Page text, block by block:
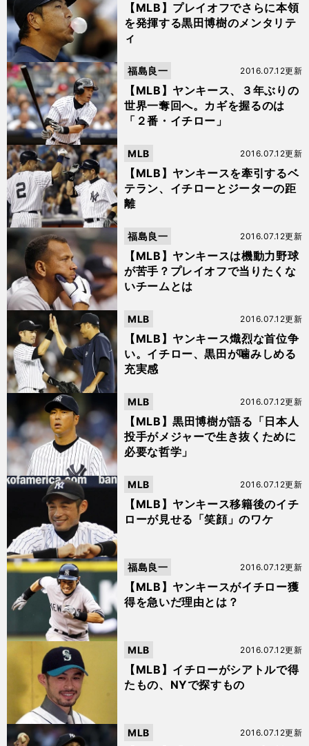
【MLB】プレイオフでさらに本領
を発揮する黒田博樹のメンタリテ
ィ
【MLB】ヤンキース、３年ぶりの
世界一奪回へ。カギを握るのは
「２番・イチロー」
2016.07.12更新
福島良一
【MLB】ヤンキースを牽引するベ
テラン、イチローとジーターの距
離
2016.07.12更新
MLB
【MLB】ヤンキースは機動力野球
が苦手？プレイオフで当りたくな
いチームとは
2016.07.12更新
福島良一
【MLB】ヤンキース熾烈な首位争
い。イチロー、黒田が噛みしめる
充実感
2016.07.12更新
MLB
【MLB】黒田博樹が語る「日本人
投手がメジャーで生き抜くために
必要な哲学」
2016.07.12更新
MLB
【MLB】ヤンキース移籍後のイチ
ローが見せる「笑顔」のワケ
2016.07.12更新
MLB
【MLB】ヤンキースがイチロー獲
得を急いだ理由とは？
2016.07.12更新
福島良一
【MLB】イチローがシアトルで得
たもの、NYで探すもの
2016.07.12更新
MLB
2016.07.12更新
MLB